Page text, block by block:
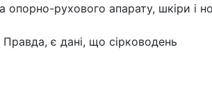
рухового апарату, шкіри і
є дані, що сірководень